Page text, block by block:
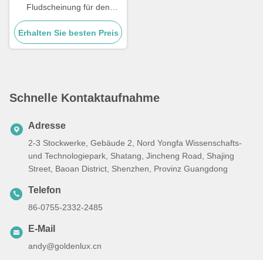
Fludscheinung für den
Außenbereich
Temperaturbereich -20 °C
bis 45 °C Leistungsfähigkeit
Erhalten Sie besten Preis
Schnelle Kontaktaufnahme
Adresse
2-3 Stockwerke, Gebäude 2, Nord Yongfa Wissenschafts-
und Technologiepark, Shatang, Jincheng Road, Shajing
Street, Baoan District, Shenzhen, Provinz Guangdong
Telefon
86-0755-2332-2485
E-Mail
andy@goldenlux.cn